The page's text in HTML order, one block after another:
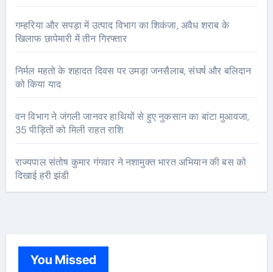
गम्हरिया और सपड़ा में उत्पाद विभाग का शिकंजा, अवैध शराब के
खिलाफ छापेमारी में तीन गिरफ्तार
निर्मल महतो के शहादत दिवस पर उमड़ा जनसैलाब, संघर्ष और बलिदान
को किया याद
वन विभाग ने जंगली जानवर हाथियों से हुए नुकसान का बांटा मुआवजा,
35 पीड़ितों को मिली राहत राशि
राज्यपाल संतोष कुमार गंगवार ने नशामुक्त भारत अभियान की बस को
दिखाई हरी झंडी
You Missed